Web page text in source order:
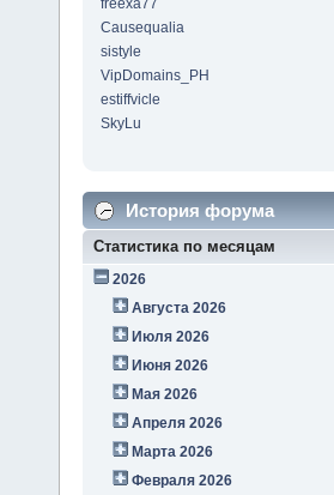
freexa77
Causequalia
sistyle
VipDomains_PH
estiffvicle
SkyLu
История форума
Статистика по месяцам
2026
Августа 2026
Июля 2026
Июня 2026
Мая 2026
Апреля 2026
Марта 2026
Февраля 2026